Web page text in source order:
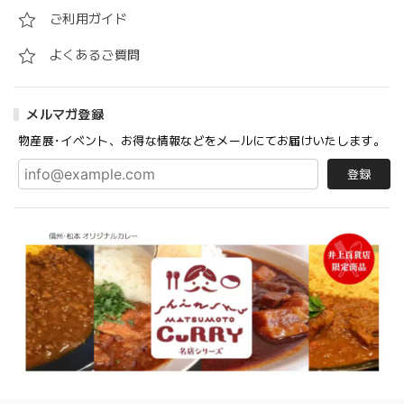
ご利用ガイド
よくあるご質問
メルマガ登録
物産展･イベント、お得な情報などをメールにてお届けいたします。
登録